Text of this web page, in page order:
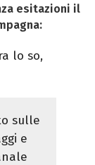
esitazioni il
lo so,
sulle
e